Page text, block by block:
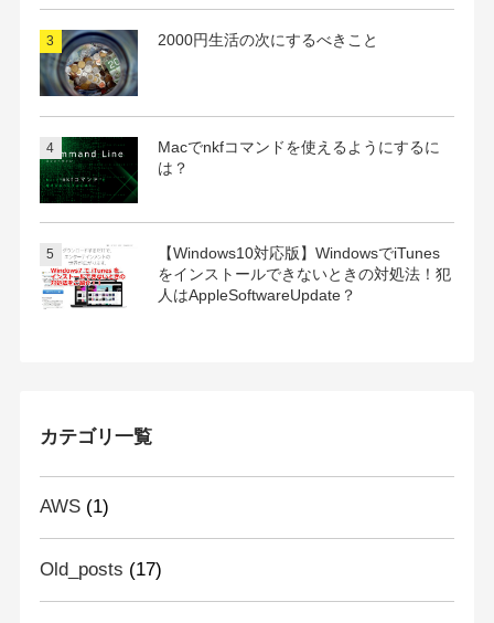
2000円生活の次にするべきこと
Macでnkfコマンドを使えるようにするに
は？
【Windows10対応版】WindowsでiTunes
をインストールできないときの対処法！犯
人はAppleSoftwareUpdate？
カテゴリ一覧
AWS(1)
Old_posts (17)